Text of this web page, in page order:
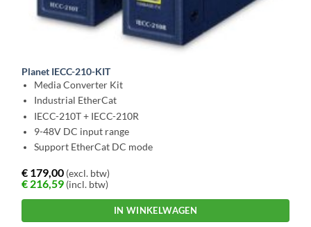
Planet IECC-210-KIT
Media Converter Kit
Industrial EtherCat
IECC-210T + IECC-210R
9-48V DC input range
Support EtherCat DC mode
€ 179,00 (excl. btw)
€ 216,59 (incl. btw)
IN WINKELWAGEN